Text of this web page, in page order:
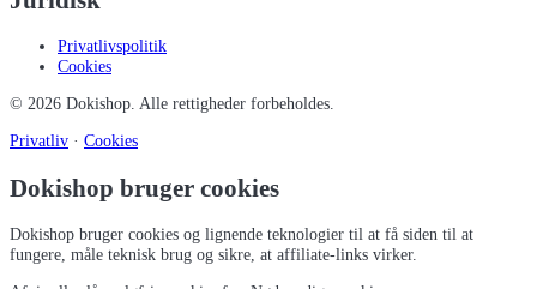
Privatlivspolitik
Cookies
© 2026 Dokishop. Alle rettigheder forbeholdes.
Privatliv · Cookies
Dokishop bruger cookies
Dokishop bruger cookies og lignende teknologier til at få siden til at
fungere, måle teknisk brug og sikre, at affiliate-links virker.